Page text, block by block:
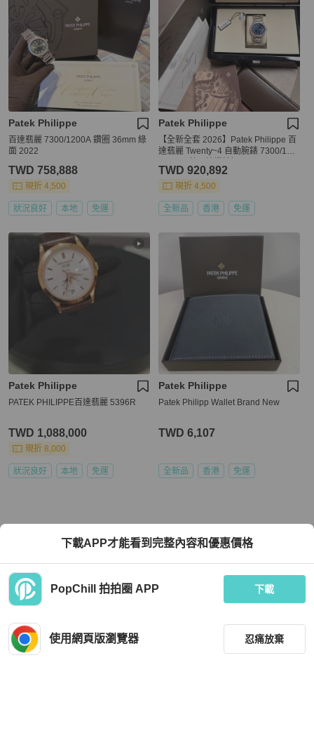
Patek Philippe
百達翡麗 7300/1200A 鑽圈 36mm 綠
面 2022
TWD 758,888
現折 4,500
狀況良好 本地 免運
Patek Philippe
【全新全套 2026】Patek Philippe 百
達翡麗 Twenty~4 自動腕錶 7300/120
TWD 920,892
現折 4,500
全新品 香港 免運
Patek Philippe
PATEK PHILIPPE百達翡麗 5396R
TWD 1,088,000
現折 8,000
狀況良好 本地 免運
Patek Philippe
Patek Philipp Wallet Brand New
TWD 6,107
全新品 香港 免運
下載APP才能看到完整內容和優惠價格
PopChill 拍拍圈 APP 下載
使用網頁版瀏覽器 忍痛放棄